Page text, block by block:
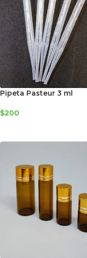
Pipeta Pasteur 3 ml
$200